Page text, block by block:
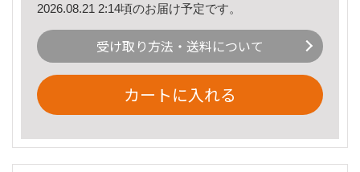
2026.08.21 2:14頃のお届け予定です。
受け取り方法・送料について
カートに入れる